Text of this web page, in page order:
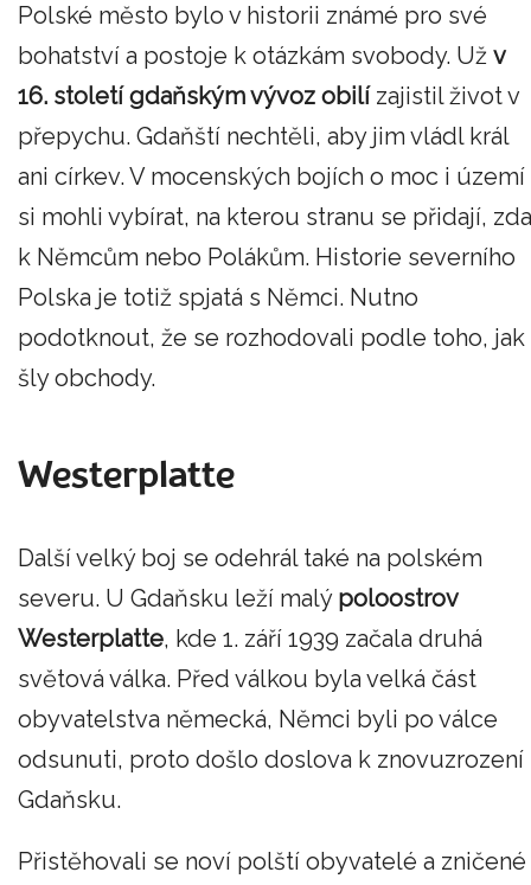
Polské město bylo v historii známé pro své
bohatství a postoje k otázkám svobody. Už v
16. století gdaňským vývoz obilízajistil život v
přepychu. Gdaňští nechtěli, aby jim vládl král
ani církev. V mocenských bojích o moc i území
si mohli vybírat, na kterou stranu se přidají, zda
k Němcům nebo Polákům. Historie severního
Polska je totiž spjatá s Němci. Nutno
podotknout, že se rozhodovali podle toho, jak
šly obchody.
Westerplatte
Další velký boj se odehrál také na polském
severu. U Gdaňsku leží malý poloostrov
Westerplatte, kde 1. září 1939 začala druhá
světová válka. Před válkou byla velká část
obyvatelstva německá, Němci byli po válce
odsunuti, proto došlo doslova k znovuzrození
Gdaňsku.
Přistěhovali se noví polští obyvatelé a zničené